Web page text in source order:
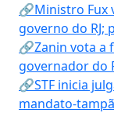
🔗Ministro Fux
governo do RJ;
🔗Zanin vota a
governador do
🔗STF inicia
mandato-